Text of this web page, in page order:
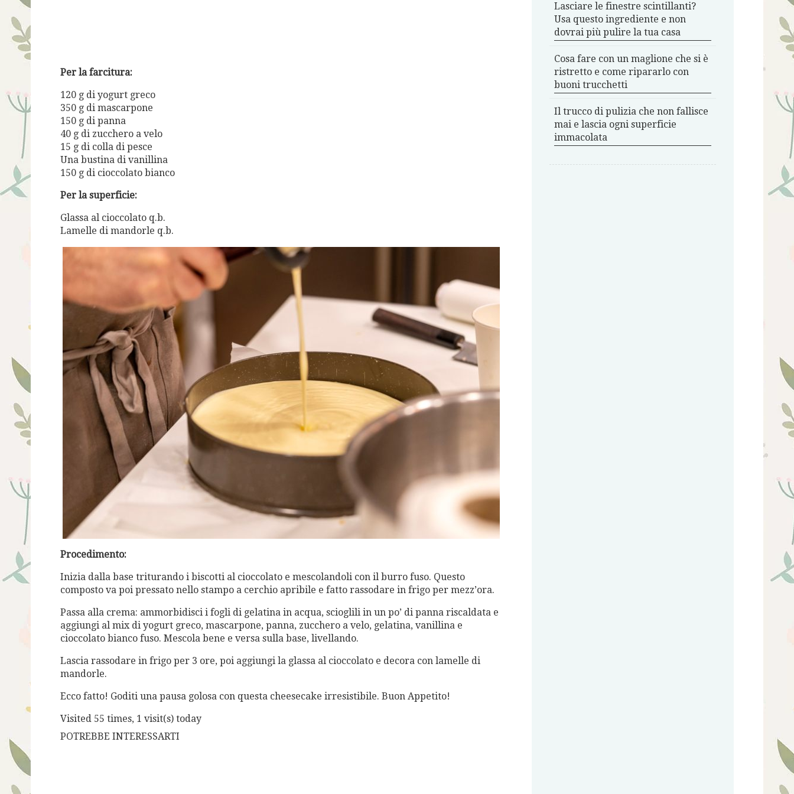
Per la farcitura:
120 g di yogurt greco
350 g di mascarpone
150 g di panna
40 g di zucchero a velo
15 g di colla di pesce
Una bustina di vanillina
150 g di cioccolato bianco
Per la superficie:
Glassa al cioccolato q.b.
Lamelle di mandorle q.b.
Procedimento:
Inizia dalla base triturando i biscotti al cioccolato e mescolandoli con il burro fuso. Questo
composto va poi pressato nello stampo a cerchio apribile e fatto rassodare in frigo per mezz’ora.
Passa alla crema: ammorbidisci i fogli di gelatina in acqua, scioglili in un po’ di panna riscaldata e
aggiungi al mix di yogurt greco, mascarpone, panna, zucchero a velo, gelatina, vanillina e
cioccolato bianco fuso. Mescola bene e versa sulla base, livellando.
Lascia rassodare in frigo per 3 ore, poi aggiungi la glassa al cioccolato e decora con lamelle di
mandorle.
Ecco fatto! Goditi una pausa golosa con questa cheesecake irresistibile. Buon Appetito!
Visited 55 times, 1 visit(s) today
POTREBBE INTERESSARTI
Lasciare le finestre scintillanti?
Usa questo ingrediente e non
dovrai più pulire la tua casa
Cosa fare con un maglione che si è
ristretto e come ripararlo con
buoni trucchetti
Il trucco di pulizia che non fallisce
mai e lascia ogni superficie
immacolata